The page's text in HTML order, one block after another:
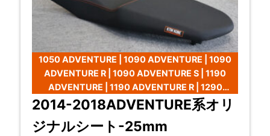
1050 ADVENTURE | 1090 ADVENTURE | 1090
ADVENTURE R | 1090 ADVENTURE S | 1190
ADVENTURE | 1190 ADVENTURE R | 1290
ADVENTURE R | オリジナルパーツ | オリジナル形状
2014-2018ADVENTURE系オリ
ジナルシート-25mm